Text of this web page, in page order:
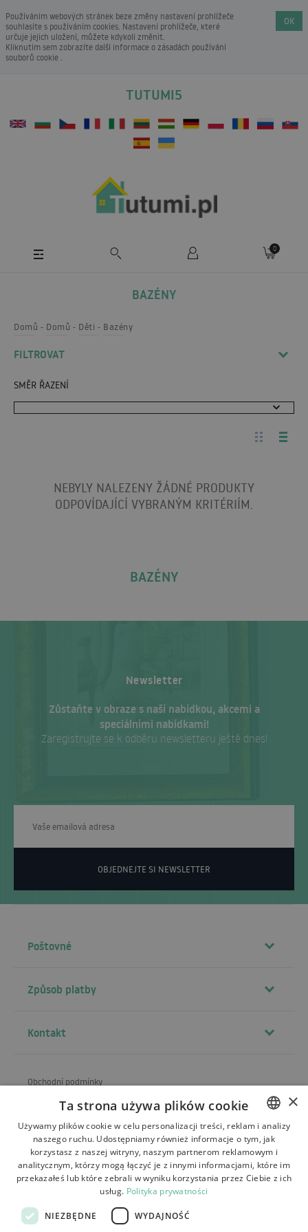
Používáním webových stránek beze změny nastavení prohlížeče
souhlasíte s používáním cookies. Nastavení prohlížeče, které
určuje jejich uložení, můžete kdykoli změnit.
Kliknutím sem zobrazíte další informace o zásadách používání
souborů cookie .
OK
TUTUMI5
0
BAZÉNY
Domů Domů Děti Bazény
FILTROVAT
SMĚR ŘAZENÍ
NEBYLY NALEZENY ŽÁDNÉ PRODUKTY
ODPOVÍDAJÍCÍ VYBRANÝM KRITÉRIÍM.
BAZÉNY
Newsletter
Zůstaňte v obraze s naší nabídkou, akcemi a
speciálními nabídkami!
Zaregistrujte se k odběru newsletteru ještě dnes!
OBJEDNEJTE SI NEWSLETTER
Poštovné
Způsob platby
Kontakt
Obchodní podmínky
O obchodu
Doprava
Vrácení a reklamace
Kontakt
POLISH
BULGARIAN
×
Ta strona używa plików cookie
Używamy plików cookie w celu personalizacji treści, reklam i analizy
naszego ruchu. Udostępniamy również informacje o tym, jak
korzystasz z naszej witryny, naszym partnerom reklamowym i
analitycznym, którzy mogą łączyć je z innymi informacjami, które im
przekazałeś lub które zebrali w wyniku korzystania przez Ciebie z ich
usług. Polityka prywatności
NIEZBĘDNE WYDAJNOŚĆ